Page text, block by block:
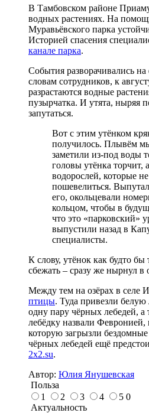
В Тамбовском районе
водных растениях. На
Муравьёвского парка
Историей спасения
канале парка.
События разворачивались
словам сотрудников, к
разрастаются водные
пузырчатка. И утята, ныряя
запутаться.
Вот с этим утёнком
получилось. Плывём
заметили из-под воды
головы утёнка торчит,
водорослей, которые
пошевелиться.
его, окольцевали
кольцом, чтобы в
что это «парковский»
выпустили назад в
специалисты.
К слову, утёнок как будто
сбежать – сразу же нырнул в
Между тем на озёрах в селе
птицы. Туда привезли
одну пару чёрных лебедей,
лебёдку назвали Февронией,
которую загрызли
чёрных лебедей ещё
2x2.su.
Автор: Юлия Янушевская
Польза
1
2 3 4 5 0
Актуальность